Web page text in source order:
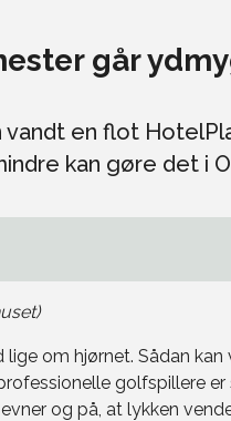
går
vandt en flot
kan gøre det i
om hjørnet. Sådan
golfspillere
og på, at lykken